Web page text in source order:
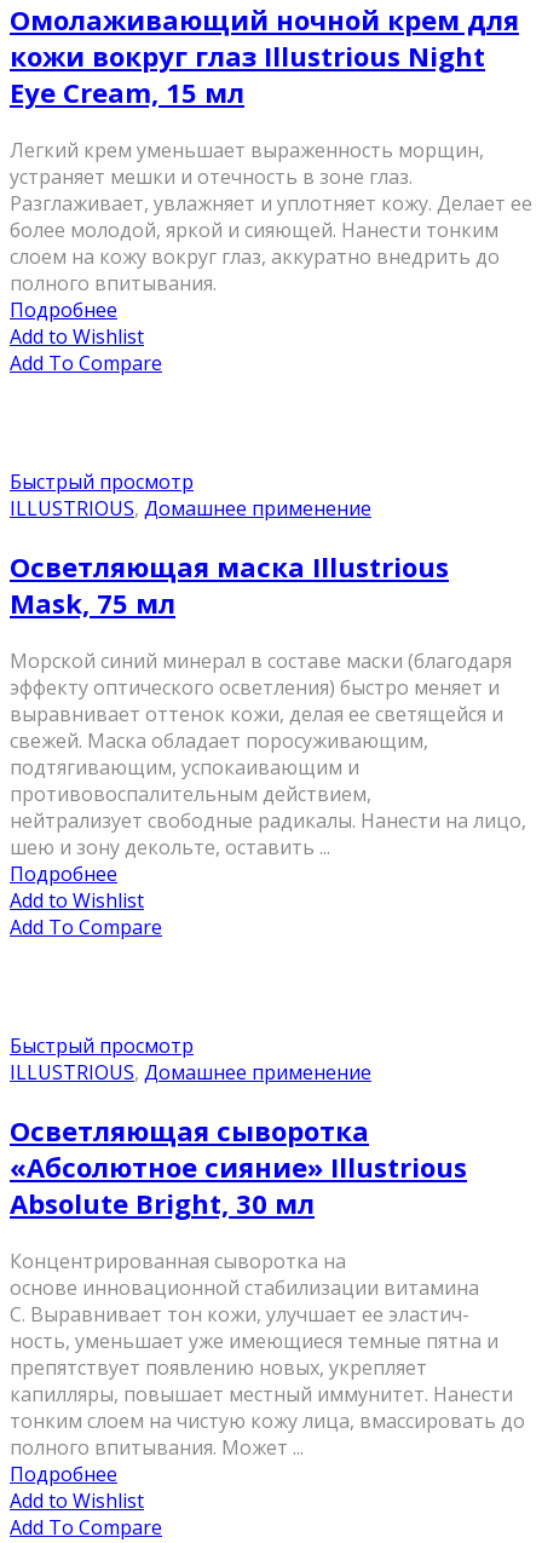
Омолаживающий ночной крем для
кожи вокруг глаз Illustrious Night
Eye Cream, 15 мл
Легкий крем уменьшает выраженность морщин,
устраняет мешки и отечность в зоне глаз.
Разглаживает, увлажняет и уплотняет кожу. Делает ее
более молодой, яркой и сияющей. Нанести тонким
слоем на кожу вокруг глаз, аккуратно внедрить до
полного впитывания.
Подробнее
Add to Wishlist
Add To Compare
Быстрый просмотр
ILLUSTRIOUS, Домашнее применение
Осветляющая маска Illustrious
Mask, 75 мл
Морской синий минерал в составе маски (благодаря
эффекту оптического осветления) быстро меняет и
выравнивает оттенок кожи, делая ее светящейся и
свежей. Маска обладает поросуживающим,
подтягивающим, успокаивающим и
противовоспалительным действием,
нейтрализует свободные радикалы. Нанести на лицо,
шею и зону декольте, оставить ...
Подробнее
Add to Wishlist
Add To Compare
Быстрый просмотр
ILLUSTRIOUS, Домашнее применение
Осветляющая сыворотка
«Абсолютное сияние» Illustrious
Absolute Bright, 30 мл
Концентрированная сыворотка на
основе инновационной стабилизации витамина
С. Выравнивает тон кожи, улучшает ее эластич-
ность, уменьшает уже имеющиеся темные пятна и
препятствует появлению новых, укрепляет
капилляры, повышает местный иммунитет. Нанести
тонким слоем на чистую кожу лица, вмассировать до
полного впитывания. Может ...
Подробнее
Add to Wishlist
Add To Compare